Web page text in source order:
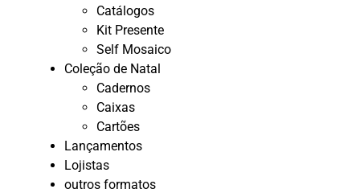
Catálogos
Kit Presente
Self Mosaico
Coleção de Natal
Cadernos
Caixas
Cartões
Lançamentos
Lojistas
outros formatos